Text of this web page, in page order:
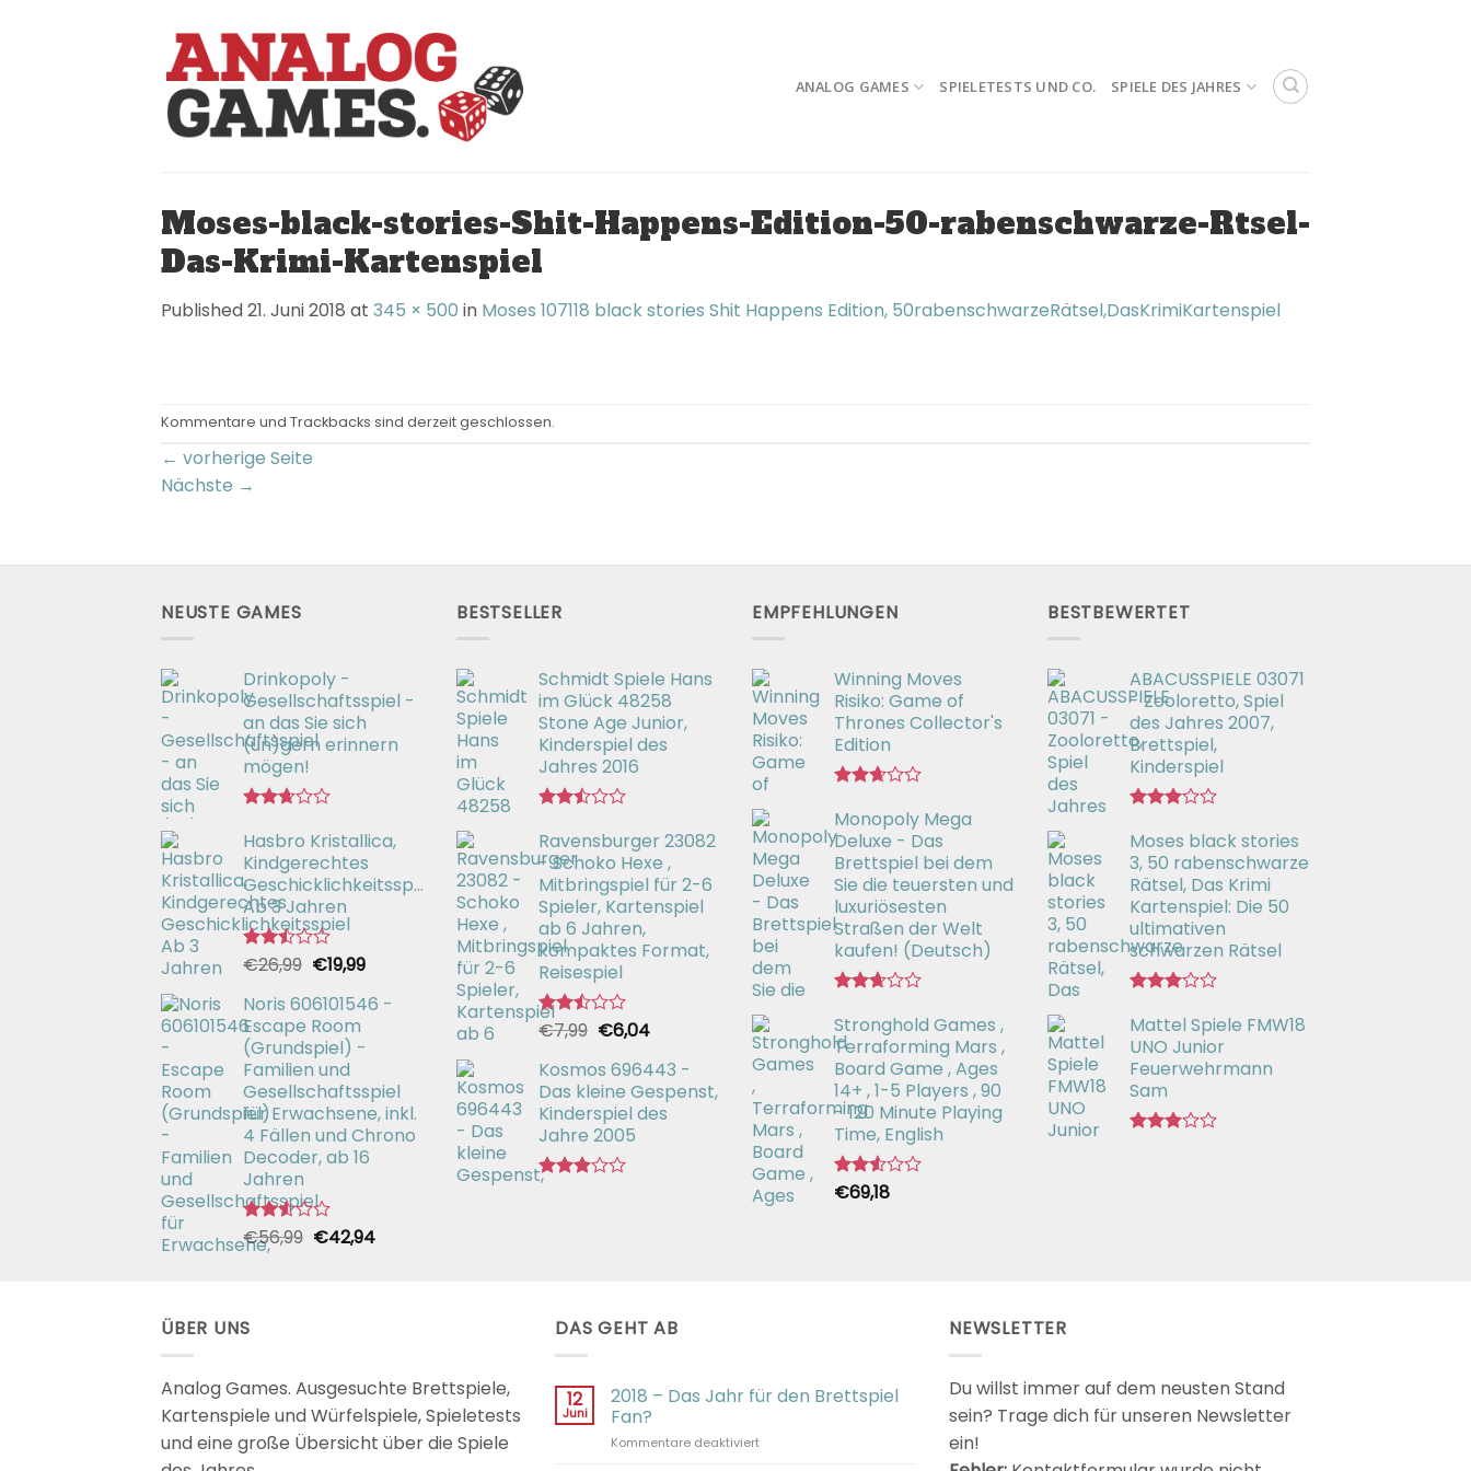
ANALOG GAMES SPIELETESTS UND CO. SPIELE DES JAHRES
Moses-black-stories-Shit-Happens-Edition-50-rabenschwarze-Rtsel-
Das-Krimi-Kartenspiel
Published21. Juni 2018 at 345 × 500 in Moses 107118 black stories Shit Happens Edition, 50rabenschwarzeRätsel,DasKrimiKartenspiel
Kommentare und Trackbacks sind derzeit geschlossen.
← vorherige Seite
Nächste →
NEUSTE GAMES
Drinkopoly -
Gesellschaftsspiel -
an das Sie sich
(un)gern erinnern
mögen!
mit
2.67
von 5
Hasbro Kristallica,
Kindgerechtes
Geschicklichkeitsspiel
Ab 3 Jahren
Bewertet
2.49
von 5
€26,99 Ursprünglicher
war:
€26,99
€19,99Aktueller
ist:
Noris 606101546 -
Escape Room
(Grundspiel) -
Familien und
Gesellschaftsspiel
für Erwachsene, inkl.
4 Fällen und Chrono
Decoder, ab 16
Jahren
Bewertet
mit
€56,99 Ursprünglicher
€42,94Aktueller
BESTSELLER
Schmidt Spiele Hans
im Glück 48258
Stone Age Junior,
Kinderspiel des
Jahres 2016
mit
2.50
von 5
Ravensburger 23082
- Schoko Hexe ,
Mitbringspiel für 2-6
Spieler, Kartenspiel
ab 6 Jahren,
kompaktes Format,
Reisespiel
Bewertet
2.50
von 5
€7,99 Ursprünglicher
war:
€7,99
€6,04Aktueller
ist:
€6,04.
Kosmos 696443 -
Das kleine Gespenst,
Kinderspiel des
Jahre 2005
EMPFEHLUNGEN
Winning Moves
Risiko: Game of
Thrones Collector's
Edition
mit
2.66
von 5
Monopoly Mega
Deluxe - Das
Brettspiel bei dem
Sie die teuersten und
luxuriösesten
Straßen der Welt
kaufen! (Deutsch)
mit
2.64
von 5
Stronghold Games ,
Terraforming Mars ,
Board Game , Ages
14+ , 1-5 Players , 90
- 120 Minute Playing
Time, English
Bewertet
€69,18
BESTBEWERTET
ABACUSSPIELE 03071
- Zooloretto, Spiel
des Jahres 2007,
Brettspiel,
Kinderspiel
mit
3.02
von 5
Moses black stories
3, 50 rabenschwarze
Rätsel, Das Krimi
Kartenspiel: Die 50
ultimativen
schwarzen Rätsel
mit
3.00
von 5
Mattel Spiele FMW18
UNO Junior
Feuerwehrmann
Sam
ÜBER UNS
Analog Games. Ausgesuchte Brettspiele,
Kartenspiele und Würfelspiele, Spieletests
und eine große Übersicht über die Spiele
DAS GEHT AB
12
Juni
2018 – Das Jahr für den Brettspiel
Fan?
Kommentare deaktiviertfür
NEWSLETTER
Du willst immer auf dem neusten Stand
sein? Trage dich für unseren Newsletter
ein!